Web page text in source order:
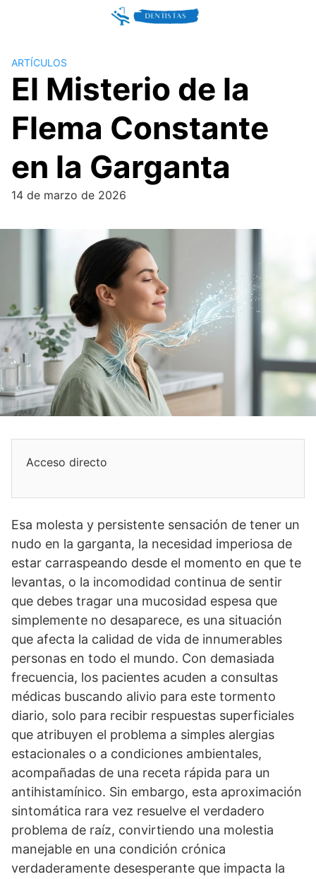
ARTÍCULOS
El Misterio de la
Flema Constante
en la Garganta
14 de marzo de 2026
Acceso directo
Esa molesta y persistente sensación de tener un
nudo en la garganta, la necesidad imperiosa de
estar carraspeando desde el momento en que te
levantas, o la incomodidad continua de sentir
que debes tragar una mucosidad espesa que
simplemente no desaparece, es una situación
que afecta la calidad de vida de innumerables
personas en todo el mundo. Con demasiada
frecuencia, los pacientes acuden a consultas
médicas buscando alivio para este tormento
diario, solo para recibir respuestas superficiales
que atribuyen el problema a simples alergias
estacionales o a condiciones ambientales,
acompañadas de una receta rápida para un
antihistamínico. Sin embargo, esta aproximación
sintomática rara vez resuelve el verdadero
problema de raíz, convirtiendo una molestia
manejable en una condición crónica
verdaderamente desesperante que impacta la